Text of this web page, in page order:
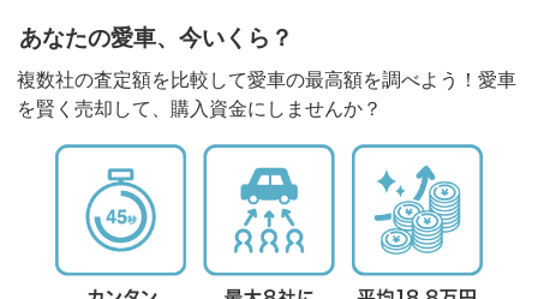
あなたの愛車、今いくら？
複数社の査定額を比較して愛車の最高額を調べよう！愛車
を賢く売却して、購入資金にしませんか？